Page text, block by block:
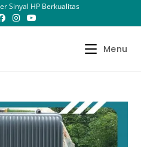
Sinyal HP Berkualitas
Menu